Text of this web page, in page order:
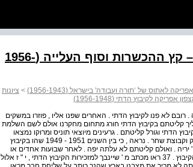
התפוררות וקריסה בקיבוץ הדתי – קץ ההכשרות וסוף העלייה (1956-
לאתוס של ‘תורה ועבודה' בישראל (1956-1943) > ציונות
לקיבוץ הדתי (1956-1948)
לא פנו לקיבוץ הדתי . האחרים שפנו אליו , פוזרו במשקים
קליטתם בקיבוץ הדתי חורג מתחום מחקרנו אולם לשם השלמת
הדתי וגורל קליטתם . גרעינים מיוצאי תוניס ומרוקו נמצאו
בטירת צבי , יבנה , בארות יצחק , שדה אליהו , משואות יצחק וקבוצת שחר . נראה , כי בין השנים 1951 - 1949 שהו בקיבוץ
מאלג ' יריה . ואולם קליטתם לא עלתה יפה . לאחר שבועות אחדים או
מספר חודשים קבוצות וגרעינים התפורר ואחר כך עזבו את הקיבוץ . 37 ראו מכתב מ ' שיינבך למזכירות הקיבוץ הדתי , י " ז אלול ,